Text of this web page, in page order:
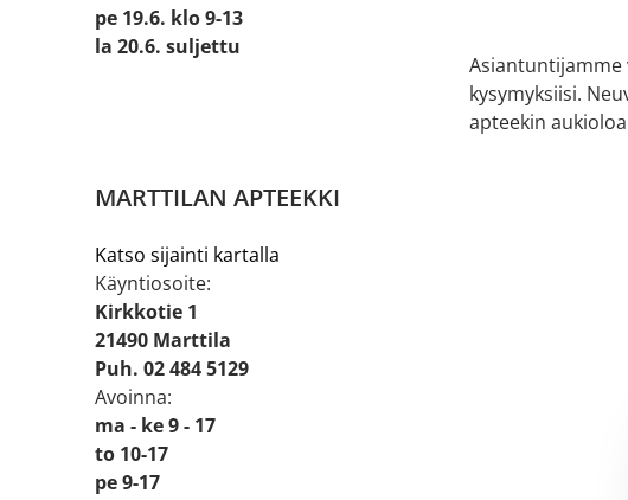
pe 19.6. klo 9-13
la 20.6. suljettu
MARTTILAN APTEEKKI
Katso sijainti kartalla
Käyntiosoite:
Kirkkotie 1
21490 Marttila
Puh. 02 484 5129
Avoinna:
ma - ke 9 - 17
to 10-17
pe 9-17
Asiantuntijamme
kysymyksiisi.
apteekin